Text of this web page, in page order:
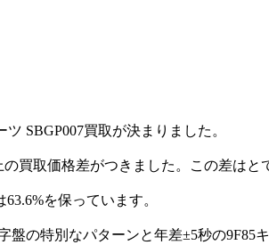
SBGP007買取が決まりました。
買取価格差がつきました。この差はと
を保っています。
の特別なパターンと年差±5秒の9F85